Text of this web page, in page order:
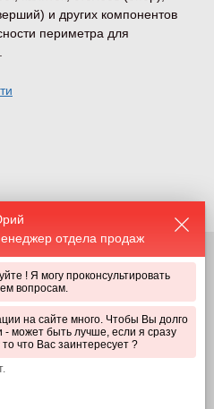
отдела продаж
! Я могу проконсультировать
вопросам.
на сайте много. Чтобы Вы долго
- может быть лучше, если я сразу
что Вас заинтересует ?
и других компонентов
периметра для
права защищены
и иные материалы сайта
Воспроизведение или
в любой форме
письменного разрешения
случае возможно применение
с действующим